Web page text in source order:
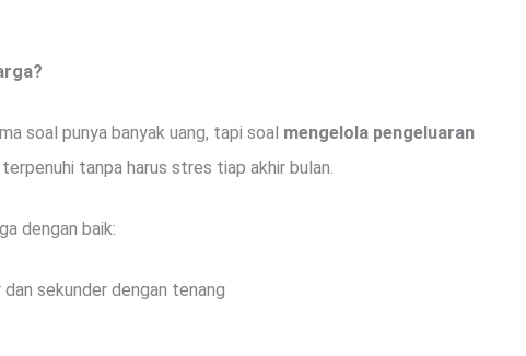
soal punya banyak uang, tapi soal mengelola pengeluaran
tanpa harus stres tiap akhir bulan.
dengan baik:
sekunder dengan tenang